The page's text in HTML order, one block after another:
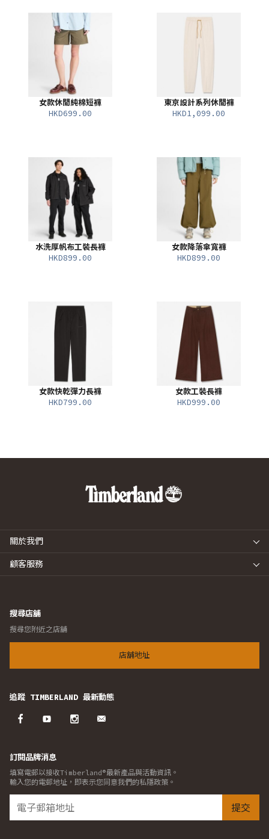
女款休閒純棉短褲
HKD699.00
東京設計系列休閒褲
HKD1,099.00
水洗厚帆布工裝長褲
HKD899.00
女款降落傘寬褲
HKD899.00
女款快乾彈力長褲
HKD799.00
女款工裝長褲
HKD999.00
關於我們
顧客服務
搜尋店舖
搜尋您附近之店舖
店舖地址
追蹤 TIMBERLAND 最新動態
訂閱品牌消息
填寫電郵以接收Timberland®最新產品與活動資訊。
輸入您的電郵地址，即表示您同意我們的私隱政策。
提交